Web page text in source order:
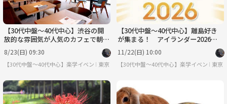
【30代中盤〜40代中心】渋谷の開
放的な雰囲気が人気のカフェで朝カ
フェ会&おばんざいビッフェが付く
定食屋でランチ会
8/23(日) 09:30
【30代中盤〜40代中心】楽学イベント・勉強会コミュニティ
東京
【30代中盤〜40代中心】離島好き
が集まる！ アイランダー2026見
学&池袋でランチ🏝️
11/22(日) 10:00
【30代中盤〜40代中心】楽学イベント・
東京